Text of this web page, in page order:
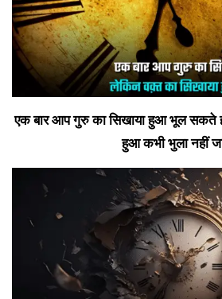
एक बार आप गुरु का सिखाया हुआ भूल सकते
हुआ कभी भुला नहीं